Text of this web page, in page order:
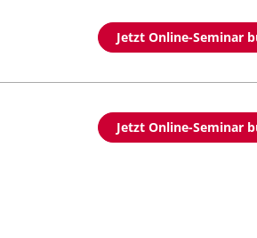
Jetzt Online-Seminar
Jetzt Online-Seminar